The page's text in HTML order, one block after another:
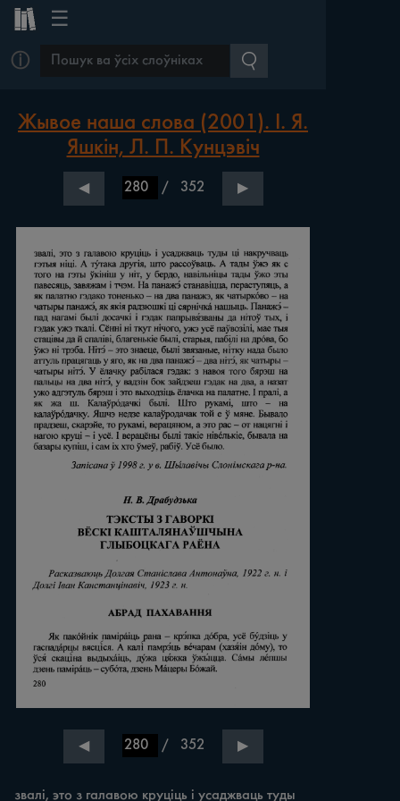
☰
ⓘ
Жывое наша слова (2001). І. Я.
Яшкін, Л. П. Кунцэвіч
◀ / 352 ▶
◀ / 352 ▶
звалі, это з галавою круціць i усаджваць туды